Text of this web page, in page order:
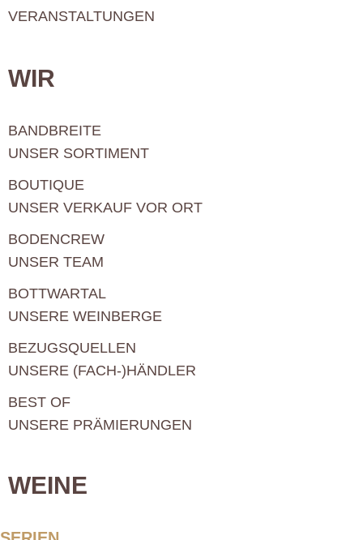
VERANSTALTUNGEN
WIR
BANDBREITE
UNSER SORTIMENT
BOUTIQUE
UNSER VERKAUF VOR ORT
BODENCREW
UNSER TEAM
BOTTWARTAL
UNSERE WEINBERGE
BEZUGSQUELLEN
UNSERE (FACH-)HÄNDLER
BEST OF
UNSERE PRÄMIERUNGEN
WEINE